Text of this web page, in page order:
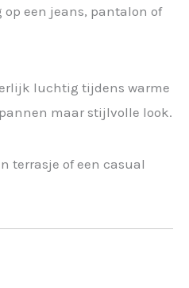
een jeans, pantalon of
luchtig tijdens warme
maar stijlvolle look.
terrasje of een casual